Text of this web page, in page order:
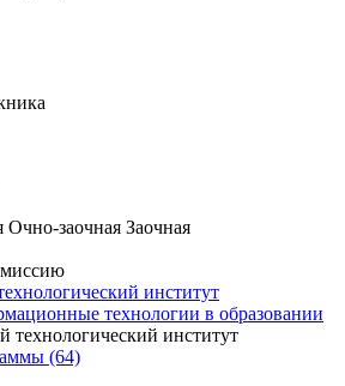
Очно-заочная Заочная
институт
технологии в образовании
(64)